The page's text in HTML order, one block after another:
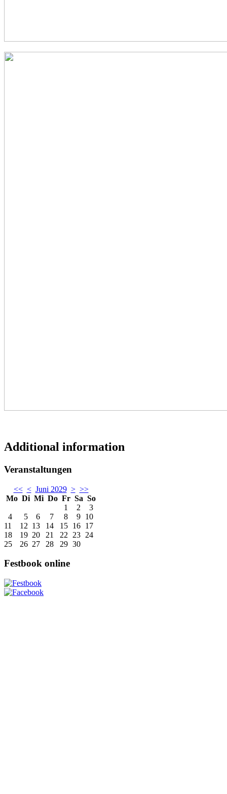
Additional information
Veranstaltungen
<< < Juni 2029 > >>
Mo Di Mi Do Fr Sa So
1
2
3
4
5 6 7 8 9 10
11
12 13 14 15 16 17
18
19 20 21 22 23 24
25
26 27 28 29 30
Festbook online